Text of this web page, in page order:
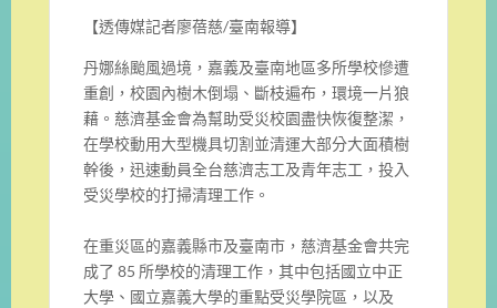
【透傳媒記者廖蓓慈/臺南報導】
丹娜絲颱風過境，嘉義及臺南地區多所學校慘遭
重創，校園內樹木倒塌、斷枝遍布，環境一片狼
藉。慈濟基金會為幫助受災校園盡快恢復整潔，
在學校動用大型機具切割並清運大部分大面積樹
幹後，迅速動員全台慈濟志工及青年志工，投入
受災學校的打掃清理工作。
在重災區的嘉義縣市及臺南市，慈濟基金會共完
成了 85 所學校的清理工作，其中包括國立中正
大學、國立嘉義大學的重點受災學院區，以及